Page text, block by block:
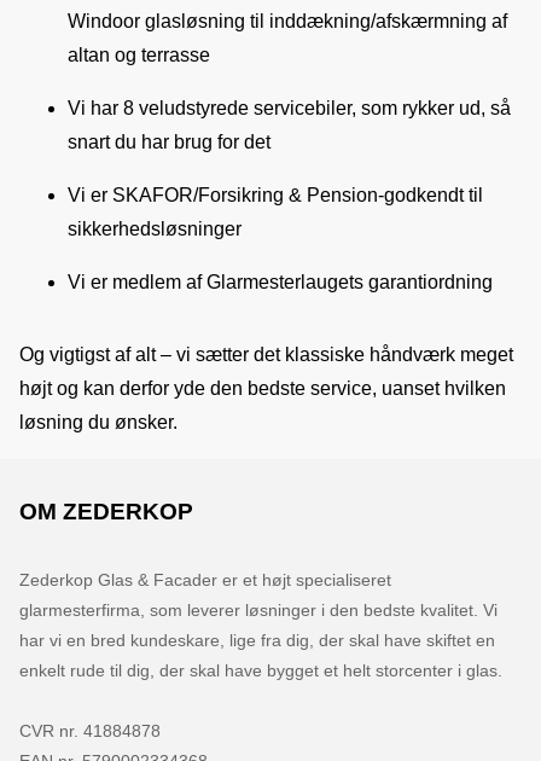
Windoor glasløsning til inddækning/afskærmning af
altan og terrasse
Vi har 8 veludstyrede servicebiler, som rykker ud, så
snart du har brug for det
Vi er SKAFOR/Forsikring & Pension-godkendt til
sikkerhedsløsninger
Vi er medlem af Glarmesterlaugets garantiordning
Og vigtigst af alt – vi sætter det klassiske håndværk meget
højt og kan derfor yde den bedste service, uanset hvilken
løsning du ønsker.
OM ZEDERKOP
Zederkop Glas & Facader er et højt specialiseret
glarmesterfirma, som leverer løsninger i den bedste kvalitet. Vi
har vi en bred kundeskare, lige fra dig, der skal have skiftet en
enkelt rude til dig, der skal have bygget et helt storcenter i glas.
CVR nr. 41884878